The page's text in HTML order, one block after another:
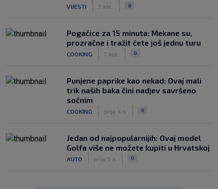
VIJESTI 7. kol. 9
Pogačice za 15 minuta: Mekane su,
prozračne i tražit ćete još jednu turu
COOKING 7. kol. 0
Punjene paprike kao nekad: Ovaj mali
trik naših baka čini nadjev savršeno
sočnim
COOKING prije 4 h 0
Jedan od najpopularnijih: Ovaj model
Golfa više ne možete kupiti u Hrvatskoj
AUTO prije 5 h 0